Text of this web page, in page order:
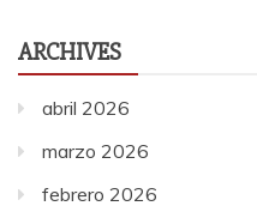
ARCHIVES
abril 2026
marzo 2026
febrero 2026